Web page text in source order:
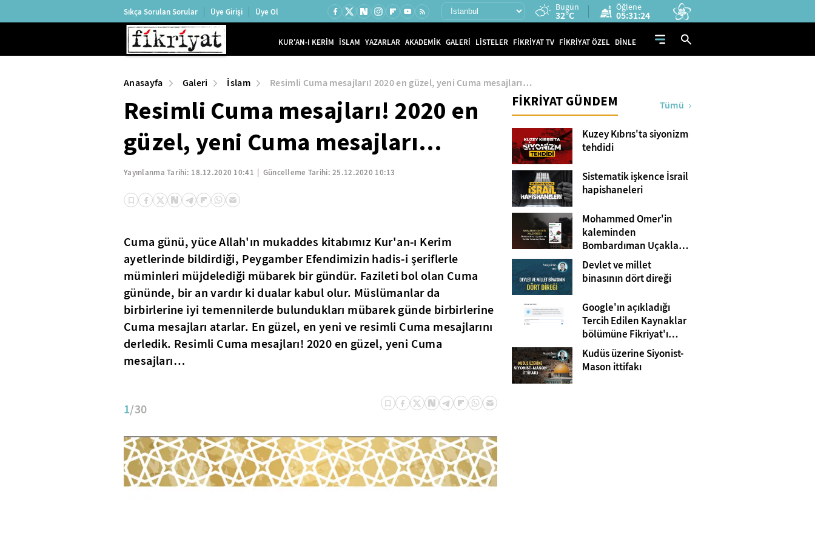
Sıkça Sorulan Sorular Üye Girişi Üye Ol Bugün
32°C
Öğlene
05:31:23
KUR'AN-I KERİM İSLAM YAZARLAR AKADEMİK GALERİ LİSTELER FİKRİYAT TV FİKRİYAT ÖZEL DİNLE
Anasayfa Galeri İslam Resimli Cuma mesajları! 2020 en güzel, yeni Cuma mesajları…
Resimli Cuma mesajları! 2020 en
güzel, yeni Cuma mesajları…
Yayınlanma Tarihi: 18.12.2020 10:41 Güncelleme Tarihi:25.12.2020 10:13
Cuma günü, yüce Allah'ın mukaddes kitabımız Kur'an-ı Kerim
ayetlerinde bildirdiği, Peygamber Efendimizin hadis-i şeriflerle
müminleri müjdelediği mübarek bir gündür. Fazileti bol olan Cuma
gününde, bir an vardır ki dualar kabul olur. Müslümanlar da
birbirlerine iyi temennilerde bulundukları mübarek günde birbirlerine
Cuma mesajları atarlar. En güzel, en yeni ve resimli Cuma mesajlarını
derledik. Resimli Cuma mesajları! 2020 en güzel, yeni Cuma
mesajları…
1/30
FİKRİYAT GÜNDEM Tümü
Kuzey Kıbrıs'ta siyonizm
tehdidi
Sistematik işkence İsrail
hapishaneleri
Mohammed Omer'in
kaleminden
Bombardıman Uçakları
ve Tanklar Arasında
Gazze
Devlet ve millet
binasının dört direği
Google'ın açıkladığı
Tercih Edilen Kaynaklar
bölümüne Fikriyat'ı
eklemeyi unutmayın!
Kudüs üzerine Siyonist-
Mason ittifakı